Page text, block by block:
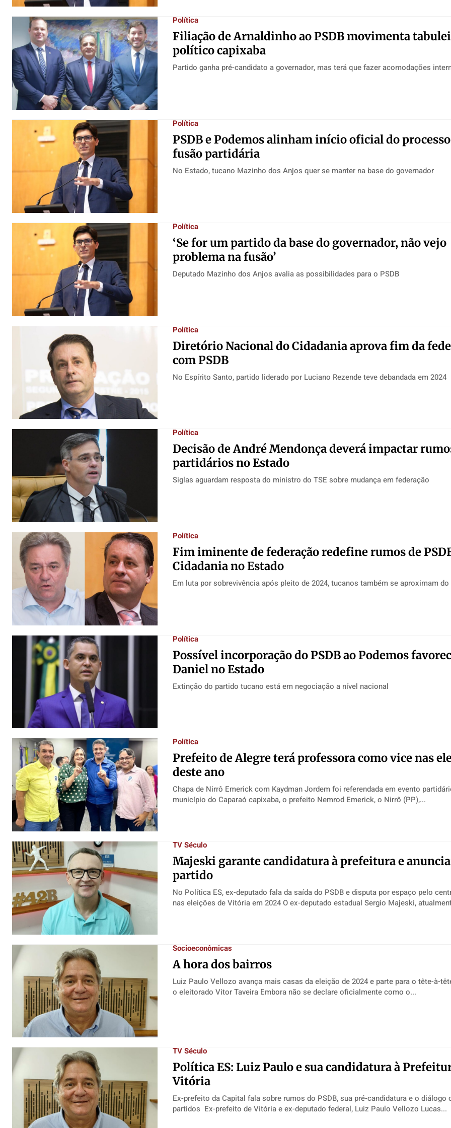
Política
Filiação de Arnaldinho ao PSDB movimenta
político capixaba
Partido ganha pré-candidato a governador, mas terá que fazer acomodações
Política
PSDB e Podemos alinham início oficial do
fusão partidária
No Estado, tucano Mazinho dos Anjos quer se manter na base do governador
Política
‘Se for um partido da base do governador, não vejo
problema na fusão’
Deputado Mazinho dos Anjos avalia as possibilidades para o PSDB
Política
Diretório Nacional do Cidadania aprova fim da
com PSDB
No Espírito Santo, partido liderado por Luciano Rezende teve debandada em 2024
Política
Decisão de André Mendonça deverá impactar
partidários no Estado
Siglas aguardam resposta do ministro do TSE sobre mudança em federação
Política
Fim iminente de federação redefine rumos de
Cidadania no Estado
Em luta por sobrevivência após pleito de 2024, tucanos também se aproximam
Política
Possível incorporação do PSDB ao Podemos
Daniel no Estado
Extinção do partido tucano está em negociação a nível nacional
Política
Prefeito de Alegre terá professora como vice nas
deste ano
Chapa de Nirrô Emerick com Kaydman Jordem foi referendada em evento partidário Em
município do Caparaó capixaba, o prefeito Nemrod Emerick, o Nirrô (PP),...
TV Século
Majeski garante candidatura à prefeitura e
partido
No Política ES, ex-deputado fala da saída do PSDB e disputa por espaço pelo
nas eleições de Vitória em 2024 O ex-deputado estadual Sergio Majeski,
Socioeconômicas
A hora dos bairros
Luiz Paulo Vellozo avança mais casas da eleição de 2024 e parte para o tête-à-
o eleitorado Vitor Taveira Embora não se declare oficialmente como o...
TV Século
Política ES: Luiz Paulo e sua candidatura à
Vitória
Ex-prefeito da Capital fala sobre rumos do PSDB, sua pré-candidatura e o diálogo
partidos Ex-prefeito de Vitória e ex-deputado federal, Luiz Paulo Vellozo Lucas...